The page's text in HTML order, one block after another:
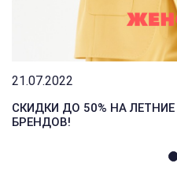
21.07.2022
СКИДКИ ДО 50% НА
БРЕНДОВ!